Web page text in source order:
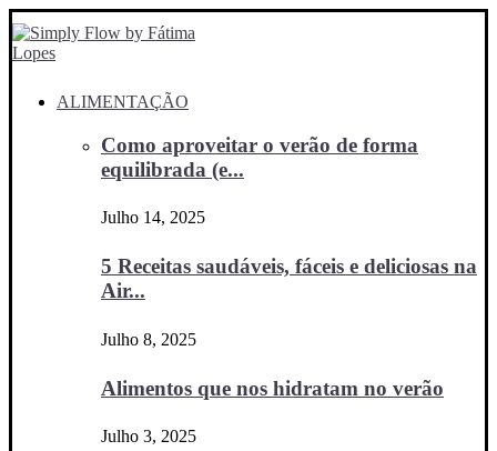
ALIMENTAÇÃO
Como aproveitar o verão de forma
equilibrada (e...
Julho 14, 2025
5 Receitas saudáveis, fáceis e deliciosas na
Air...
Julho 8, 2025
Alimentos que nos hidratam no verão
Julho 3, 2025